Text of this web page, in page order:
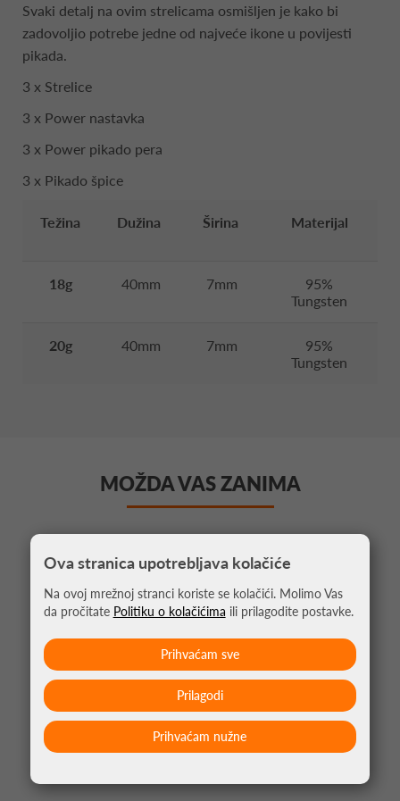
Svaki detalj na ovim strelicama osmišljen je kako bi
zadovoljio potrebe jedne od najveće ikone u povijesti
pikada.
3 x Strelice
3 x Power nastavka
3 x Power pikado pera
3 x Pikado špice
Težina Dužina Širina Materijal
18g 40mm 7mm
95%
Tungsten
20g 40mm 7mm
95%
Tungsten
MOŽDA VAS ZANIMA
Ova stranica upotrebljava kolačiće
Na ovoj mrežnoj stranci koriste se kolačići. Molimo Vas
da pročitate Politiku o kolačićima ili prilagodite postavke.
Prihvaćam nužne
Prilagodi
Prihvaćam sve